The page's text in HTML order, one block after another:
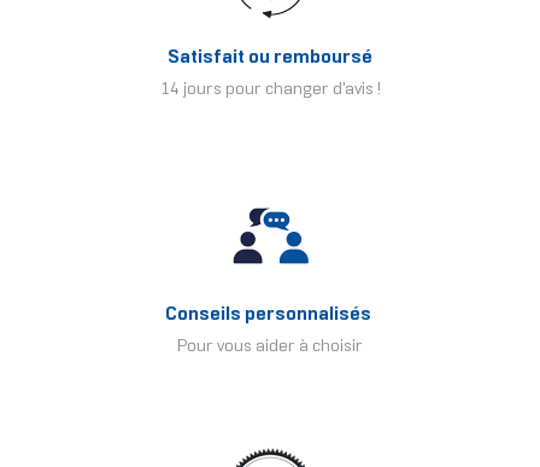
Satisfait ou remboursé
14 jours pour changer d'avis !
Conseils personnalisés
Pour vous aider à choisir